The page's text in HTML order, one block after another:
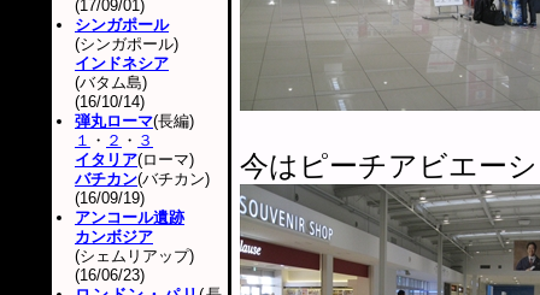
今はピーチアビエー
(17/09/01)
シンガポール
(シンガポール)
インドネシア
(バタム島)
(16/10/14)
弾丸ローマ(長編)
１ ・ ２ ・ ３
イタリア(ローマ)
バチカン(バチカン)
(16/09/19)
アンコール遺跡
カンボジア
(シェムリアップ)
(16/06/23)